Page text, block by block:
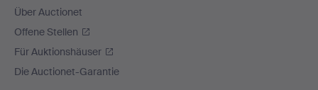
Über Auctionet
Offene Stellen
Für Auktionshäuser
Die Auctionet-Garantie